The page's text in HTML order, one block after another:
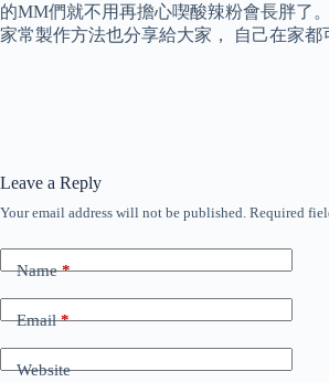
的MM們就不用再擔心喫酸辣粉會長胖了
家常製作方法也分享給大家， 自己在家都
Leave a Reply
Your email address will not be published. Required
Name*
Email*
Website